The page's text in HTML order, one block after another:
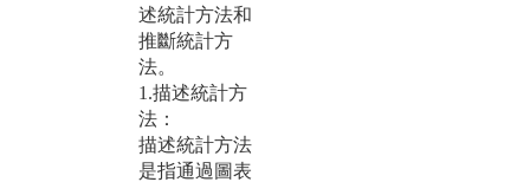
述統計方法和
推斷統計方
法。
1.描述統計方
法：
描述統計方法
是指通過圖表